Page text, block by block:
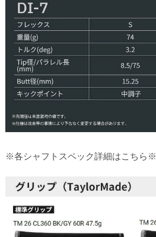
※各シャフトスペック詳細はこちら※